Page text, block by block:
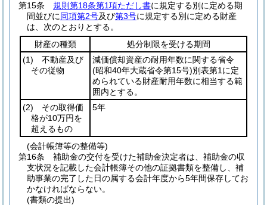
第15条
規則第18条第1項ただし書に規定する別に定める期
間並びに同項第2号及び第3号に規定する別に定める財産
は、次のとおりとする。
財産の種類
処分制限を受ける期間
(1) 不動産及び
その従物
減価償却資産の耐用年数に関する省令
(昭和40年大蔵省令第15号)別表第1に定
められている財産耐用年数に相当する範
囲内とする。
(2) その取得価
格が10万円を
超えるもの
5年
(会計帳簿等の整備等)
第16条
補助金の交付を受けた補助金決定者は、補助金の収
支状況を記載した会計帳簿その他の証拠書類を整備し、補
助事業の完了した日の属する会計年度から5年間保存してお
かなければならない。
(書類の提出)